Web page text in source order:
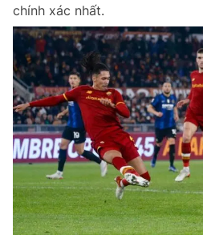
chính xác nhất.